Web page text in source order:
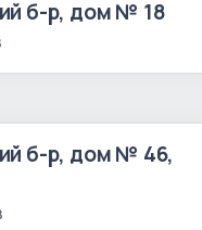
б-р, дом № 18
б-р, дом № 46,